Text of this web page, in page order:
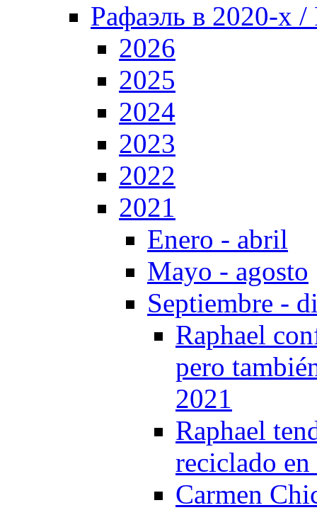
Рафаэль в 2020-х /
2026
2025
2024
2023
2022
2021
Enero - abril
Mayo - agosto
Septiembre -
Raphael
pero
2021
Raphael
reciclado
Carmen